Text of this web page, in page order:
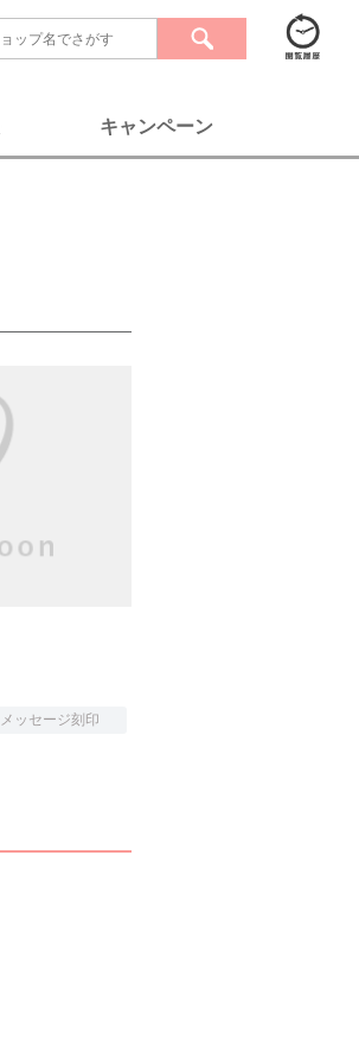
キャンペーン
メッセージ刻印